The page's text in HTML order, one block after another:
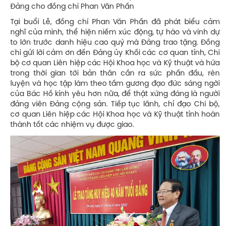
Đảng cho đồng chí Phan Văn Phấn
Tại buổi Lễ, đồng chí Phan Văn Phấn đã phát biểu cảm
nghĩ của mình, thể hiện niềm xúc động, tự hào và vinh dự
to lớn trước danh hiệu cao quý mà Đảng trao tặng. Đồng
chí gửi lời cảm ơn đến Đảng ủy Khối các cơ quan tỉnh, Chi
bộ cơ quan Liên hiệp các Hội Khoa học và Kỹ thuật và hứa
trong thời gian tới bản thân cần ra sức phấn đấu, rèn
luyện và học tập làm theo tấm gương đạo đức sáng ngời
của Bác Hồ kính yêu hơn nữa, để thật xứng đáng là người
đảng viên Đảng cộng sản. Tiếp tục lãnh, chỉ đạo Chi bộ,
cơ quan Liên hiệp các Hội Khoa học và Kỹ thuật tỉnh hoàn
thành tốt các nhiệm vụ được giao.